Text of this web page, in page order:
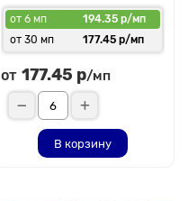
от 6 мп
194.35 р/мп
от 30 мп
177.45 р/мп
от 177.45 р/мп
В корзину